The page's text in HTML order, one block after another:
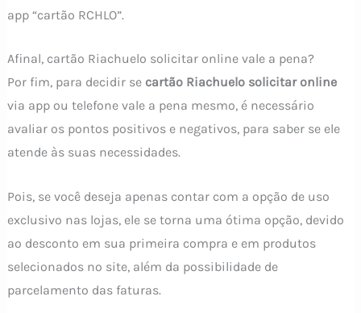
app “cartão RCHLO”.
Afinal, cartão Riachuelo solicitar online vale a pena?
Por fim, para decidir se cartão Riachuelo solicitar online
via app ou telefone vale a pena mesmo, é necessário
avaliar os pontos positivos e negativos, para saber se ele
atende às suas necessidades.
Pois, se você deseja apenas contar com a opção de uso
exclusivo nas lojas, ele se torna uma ótima opção, devido
ao desconto em sua primeira compra e em produtos
selecionados no site, além da possibilidade de
parcelamento das faturas.